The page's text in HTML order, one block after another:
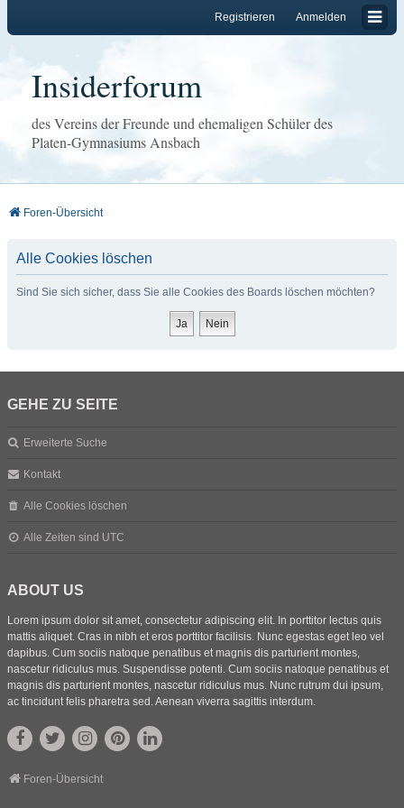
Anmelden
Registrieren
Insiderforum
des Vereins der Freunde und ehemaligen Schüler des
Platen-Gymnasiums Ansbach
Foren-Übersicht
Alle Cookies löschen
Sind Sie sich sicher, dass Sie alle Cookies des Boards löschen möchten?
GEHE ZU SEITE
Erweiterte Suche
Kontakt
Alle Cookies löschen
Alle Zeiten sind UTC
ABOUT US
Lorem ipsum dolor sit amet, consectetur adipiscing elit. In porttitor lectus quis
mattis aliquet. Cras in nibh et eros porttitor facilisis. Nunc egestas eget leo vel
dapibus. Cum sociis natoque penatibus et magnis dis parturient montes,
nascetur ridiculus mus. Suspendisse potenti. Cum sociis natoque penatibus et
magnis dis parturient montes, nascetur ridiculus mus. Nunc rutrum dui ipsum,
ac tincidunt felis pharetra sed. Aenean viverra sagittis interdum.
Foren-Übersicht